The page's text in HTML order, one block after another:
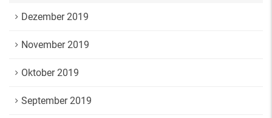
Dezember 2019
November 2019
Oktober 2019
September 2019